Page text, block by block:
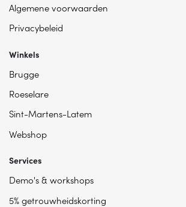
Algemene voorwaarden
Privacybeleid
Winkels
Brugge
Roeselare
Sint-Martens-Latem
Webshop
Services
Demo's & workshops
5% getrouwheidskorting